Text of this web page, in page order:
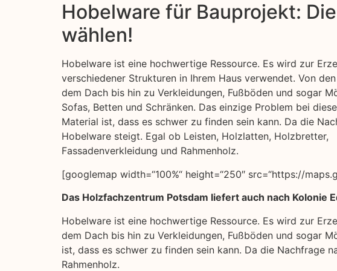
Hobelware für Bauprojekt:
wählen!
Hobelware ist eine hochwertige Ressource. Es wird zur
verschiedener Strukturen in Ihrem Haus verwendet. Von
dem Dach bis hin zu Verkleidungen, Fußböden und sogar
Sofas, Betten und Schränken. Das einzige Problem bei
Material ist, dass es schwer zu finden sein kann. Da die
Hobelware steigt. Egal ob Leisten, Holzlatten, Holzbretter,
Fassadenverkleidung und Rahmenholz.
[googlemap width=“100%“ height=“250″ src=“https://
Das Holzfachzentrum Potsdam liefert auch nach Kolonie
Hobelware ist eine hochwertige Ressource. Es wird zur
dem Dach bis hin zu Verkleidungen, Fußböden und sogar
ist, dass es schwer zu finden sein kann. Da die Nachfrage
Rahmenholz.